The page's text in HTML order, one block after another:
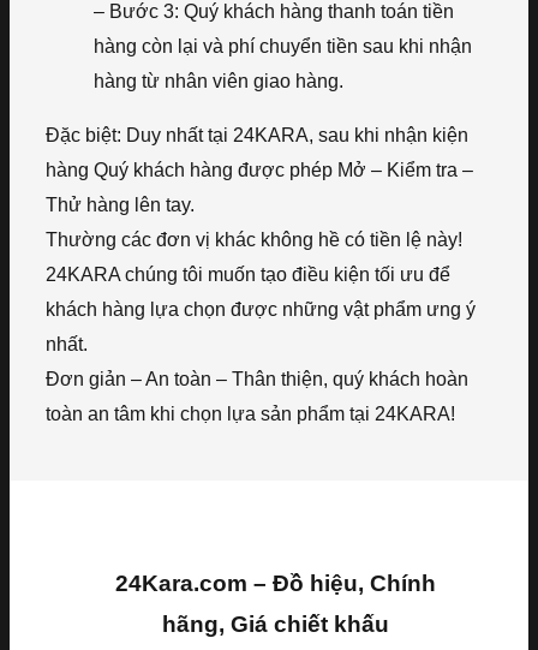
– Bước 3: Quý khách hàng thanh toán tiền
hàng còn lại và phí chuyển tiền sau khi nhận
hàng từ nhân viên giao hàng.
Đặc biệt: Duy nhất tại 24KARA, sau khi nhận kiện
hàng Quý khách hàng được phép Mở – Kiểm tra –
Thử hàng lên tay.
Thường các đơn vị khác không hề có tiền lệ này!
24KARA chúng tôi muốn tạo điều kiện tối ưu để
khách hàng lựa chọn được những vật phẩm ưng ý
nhất.
Đơn giản – An toàn – Thân thiện, quý khách hoàn
toàn an tâm khi chọn lựa sản phẩm tại 24KARA!
24Kara.com – Đồ hiệu, Chính
hãng, Giá chiết khấu